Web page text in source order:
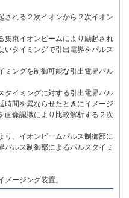
される２次イオンから２次イオン
集束イオンビームにより励起され
いタイミングで引出電界をパルス
ミングを制御可能な引出電界パル
タイミングに対する引出電界パル
時間を異ならせたときにイメージ
画像認識により比較解析する２次
り、イオンビームパルス制御部に
パルス制御部によるパルスタイミ
ージング装置。